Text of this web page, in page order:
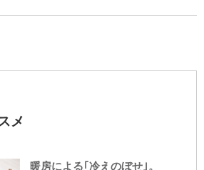
メ
暖房による｢冷えのぼせ｣。